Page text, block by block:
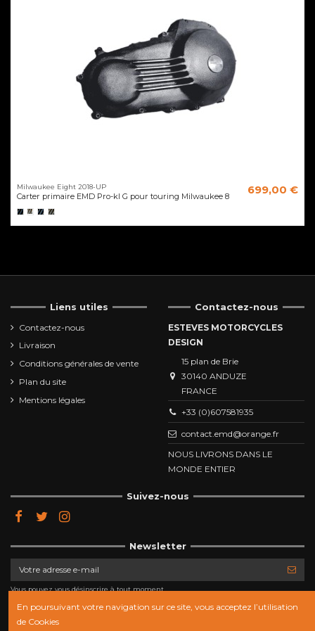
Milwaukee Eight 2018-UP
Carter primaire EMD Pro-kl G pour touring Milwaukee 8
699,00 €
Liens utiles
Contactez-nous
Livraison
Conditions générales de vente
Plan du site
Mentions légales
Contactez-nous
ESTEVES MOTORCYCLES
DESIGN
15 plan de Brie
30140 ANDUZE
FRANCE
+33 (0)607581935
contact.emd@orange.fr
NOUS LIVRONS DANS LE
MONDE ENTIER
Suivez-nous
Newsletter
Vous pouvez vous désinscrire à tout moment.
contact dans les conditions d'utilisation du site.
En poursuivant votre navigation sur ce site, vous acceptez l’utilisation
de Cookies